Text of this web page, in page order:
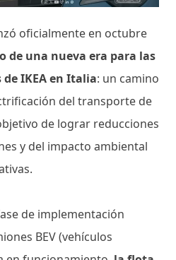
oficialmente en octubre
de una nueva era para las
IKEA en Italia: un camino
del transporte de
de lograr reducciones
y del impacto ambiental
de implementación
BEV (vehículos